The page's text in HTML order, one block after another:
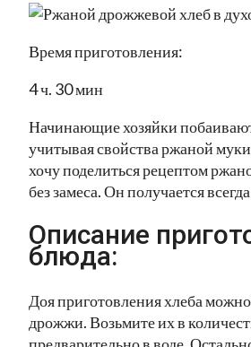
Время приготовления:
4 ч. 30 мин
Начинающие хозяйки
учитывая свойства ржаной
хочу поделиться рецептом
без замеса. Он получается
Описание
блюда:
Доя приготовления хлеба
дрожжи. Возьмите их в
предварительно в воде.